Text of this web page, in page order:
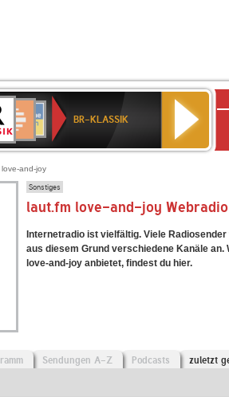
ANTENNE
BAYERN
BR-KLASSIK
and-joy
Sonstiges
laut.fm love-and-joy Webradio
Internetradio ist vielfältig. Viele
aus diesem Grund verschiedene Kanäle an.
love-and-joy anbietet, findest du hier.
Sendungen A-Z Podcasts zuletzt